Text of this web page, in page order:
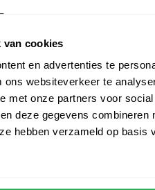
van cookies
en advertenties te
ons websiteverkeer te
met onze partners voor
deze gegevens combineren
hebben verzameld op basis